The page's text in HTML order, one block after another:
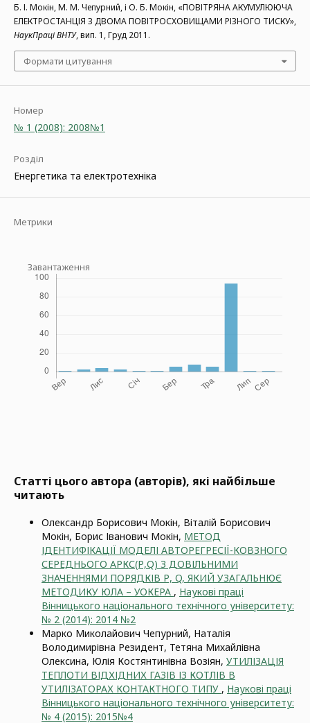
Б. І. Мокін, М. М. Чепурний, і О. Б. Мокін, «ПОВІТРЯНА АКУМУЛЮЮЧА
ЕЛЕКТРОСТАНЦІЯ З ДВОМА ПОВІТРОСХОВИЩАМИ РІЗНОГО ТИСКУ»,
НаукПраці ВНТУ, вип. 1, Груд 2011.
Формати цитування
Номер
№ 1 (2008): 2008№1
Розділ
Енергетика та електротехніка
Метрики
Завантаження
Статті цього автора (авторів), які найбільше
читають
Олександр Борисович Мокін, Віталій Борисович
Мокін, Борис Іванович Мокін, МЕТОД
ІДЕНТИФІКАЦІЇ МОДЕЛІ АВТОРЕГРЕСІЇ-КОВЗНОГО
СЕРЕДНЬОГО АРКС(Р,Q) З ДОВІЛЬНИМИ
ЗНАЧЕННЯМИ ПОРЯДКІВ Р, Q, ЯКИЙ УЗАГАЛЬНЮЄ
МЕТОДИКУ ЮЛА – УОКЕРА , Наукові праці
Вінницького національного технічного університету:
№ 2 (2014): 2014 №2
Марко Миколайович Чепурний, Наталія
Володимирівна Резидент, Тетяна Михайлівна
Олексина, Юлія Костянтинівна Возіян, УТИЛІЗАЦІЯ
ТЕПЛОТИ ВІДХІДНИХ ГАЗІВ ІЗ КОТЛІВ В
УТИЛІЗАТОРАХ КОНТАКТНОГО ТИПУ , Наукові праці
Вінницького національного технічного університету:
№ 4 (2015): 2015№4